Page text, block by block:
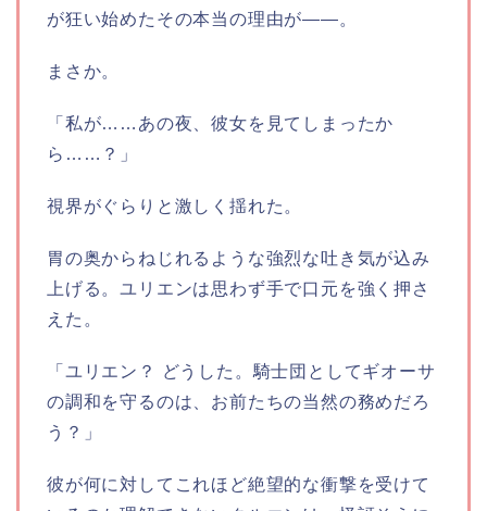
が狂い始めたその本当の理由が――。
まさか。
「私が……あの夜、彼女を見てしまったか
ら……？」
視界がぐらりと激しく揺れた。
胃の奥からねじれるような強烈な吐き気が込み
上げる。ユリエンは思わず手で口元を強く押さ
えた。
「ユリエン？ どうした。騎士団としてギオーサ
の調和を守るのは、お前たちの当然の務めだろ
う？」
彼が何に対してこれほど絶望的な衝撃を受けて